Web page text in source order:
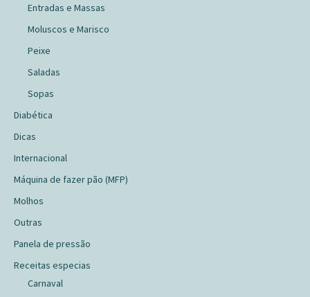
Entradas e Massas
Moluscos e Marisco
Peixe
Saladas
Sopas
Diabética
Dicas
Internacional
Máquina de fazer pão (MFP)
Molhos
Outras
Panela de pressão
Receitas especias
Carnaval